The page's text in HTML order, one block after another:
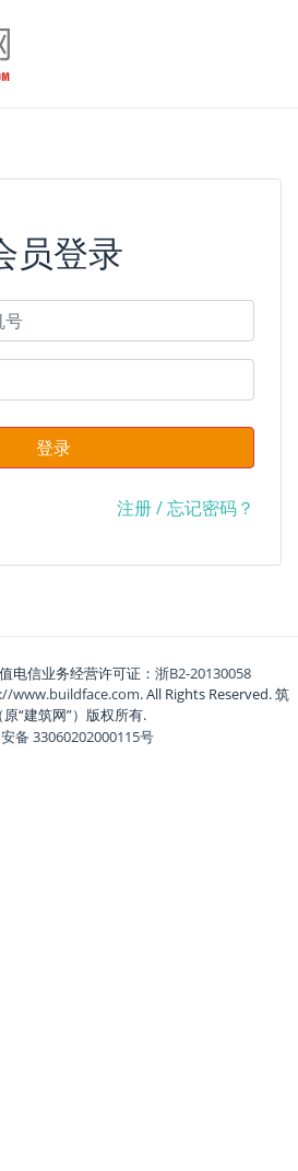
员登录
登录
注册/忘记密码？
电信业务经营许可证： 浙B2-20130058
www.buildface.com. All Rights Reserved. 筑
“建筑网”）版权所有.
备 33060202000115号